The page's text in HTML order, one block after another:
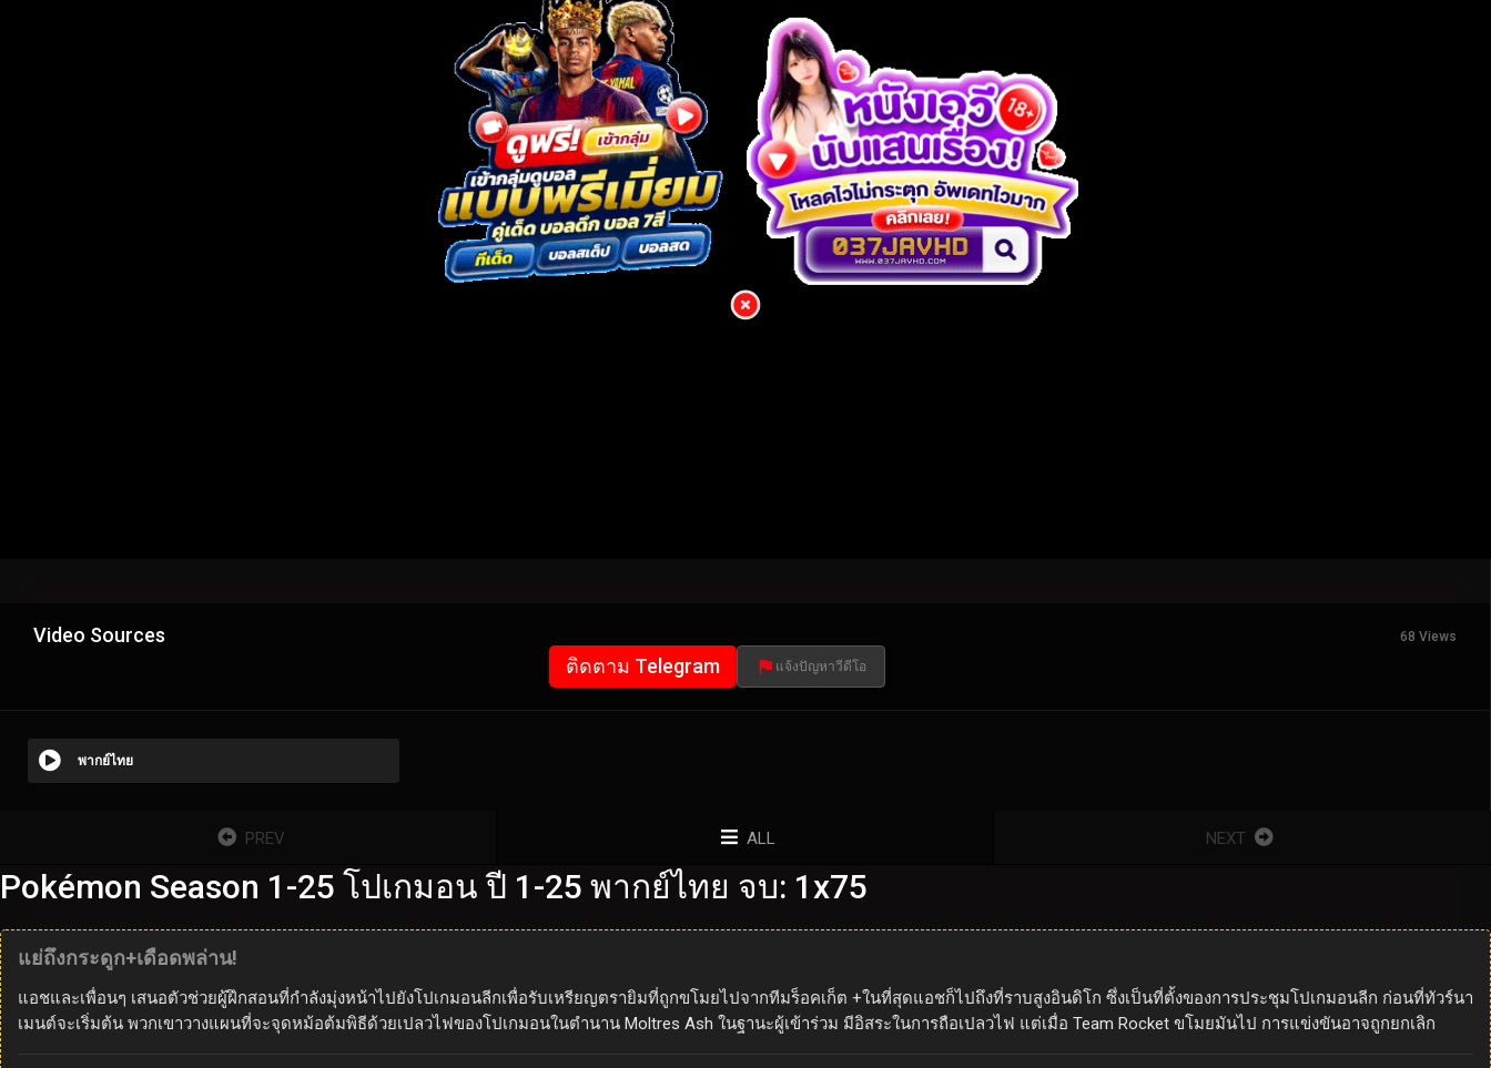
Video Sources 68 Views
ติดตาม Telegram แจ้งปัญหาวีดีโอ
พากย์ไทย
PREV ALL NEXT
Pokémon Season 1-25 โปเกมอน ปี 1-25 พากย์ไทย จบ: 1x75
แย่ถึงกระดูก+เดือดพล่าน!
แอชและเพื่อนๆ เสนอตัวช่วยผู้ฝึกสอนที่กำลังมุ่งหน้าไปยังโปเกมอนลีกเพื่อรับเหรียญตรายิมที่ถูกขโมยไปจากทีมร็อคเก็ต +ในที่สุดแอชก็ไปถึงที่ราบสูงอินดิโก ซึ่งเป็นที่ตั้งของการประชุมโปเกมอนลีก ก่อนที่ทัวร์นา
เมนต์จะเริ่มต้น พวกเขาวางแผนที่จะจุดหม้อต้มพิธีด้วยเปลวไฟของโปเกมอนในตำนาน Moltres Ash ในฐานะผู้เข้าร่วม มีอิสระในการถือเปลวไฟ แต่เมื่อ Team Rocket ขโมยมันไป การแข่งขันอาจถูกยกเลิก